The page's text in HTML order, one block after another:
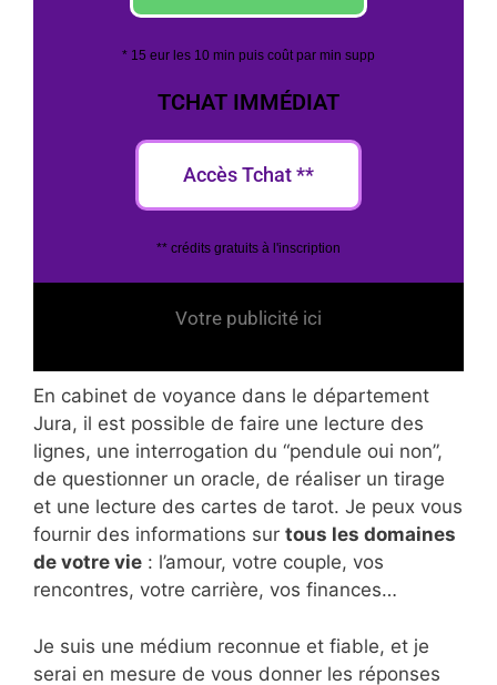
* 15 eur les 10 min puis coût par min supp
TCHAT IMMÉDIAT
Accès Tchat **
** crédits gratuits à l'inscription
Votre publicité ici
En cabinet de voyance dans le département
Jura, il est possible de faire une lecture des
lignes, une interrogation du “pendule oui non”,
de questionner un oracle, de réaliser un tirage
et une lecture des cartes de tarot. Je peux vous
fournir des informations sur tous les domaines
de votre vie : l’amour, votre couple, vos
rencontres, votre carrière, vos finances…
Je suis une médium reconnue et fiable, et je
serai en mesure de vous donner les réponses